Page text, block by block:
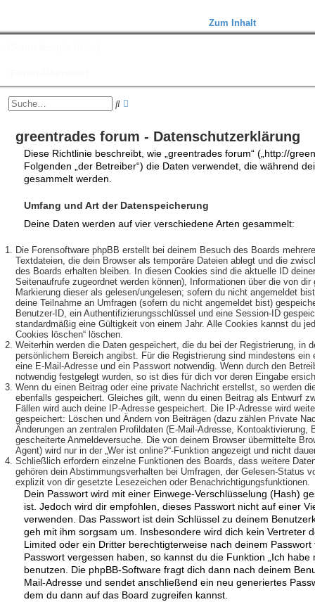
Zum Inhalt
S
h e
i
t
e
S
c
e
greentrades forum - Datenschutzerklärung
Diese Richtlinie beschreibt, wie „greentrades forum“ („http://
Folgenden „der Betreiber“) die Daten verwendet, die während
gesammelt werden.
Umfang und Art der Datenspeicherung
Deine Daten werden auf vier verschiedene Arten gesammelt:
Die Forensoftware phpBB erstellt bei deinem Besuch des Boards
Textdateien, die dein Browser als temporäre Dateien ablegt und die
des Boards erhalten bleiben. In diesen Cookies sind die aktuelle ID
Seitenaufrufe zugeordnet werden können), Informationen über die von dir
Markierung dieser als gelesen/ungelesen; sofern du nicht angemeldet
deine Teilnahme an Umfragen (sofern du nicht angemeldet bist)
Benutzer-ID, ein Authentifizierungsschlüssel und eine Session-ID
standardmäßig eine Gültigkeit von einem Jahr. Alle Cookies kannst du
Cookies löschen“ löschen.
Weiterhin werden die Daten gespeichert, die du bei der Registrierung, in
persönlichem Bereich angibst. Für die Registrierung sind mindestens ein
eine E-Mail-Adresse und ein Passwort notwendig. Wenn durch den
notwendig festgelegt wurden, so ist dies für dich vor deren Eingabe
Wenn du einen Beitrag oder eine private Nachricht erstellst, so werden
ebenfalls gespeichert. Gleiches gilt, wenn du einen Beitrag als Entwurf
Fällen wird auch deine IP-Adresse gespeichert. Die IP-Adresse wird
gespeichert: Löschen und Ändern von Beiträgen (dazu zählen Private
Änderungen an zentralen Profildaten (E-Mail-Adresse, Kontoaktivierung,
gescheiterte Anmeldeversuche. Die von deinem Browser übermittelte
Agent) wird nur in der „Wer ist online?“-Funktion angezeigt und nicht
Schließlich erfordern einzelne Funktionen des Boards, dass weitere
gehören dein Abstimmungsverhalten bei Umfragen, der Gelesen-Status
explizit von dir gesetzte Lesezeichen oder Benachrichtigungsfunktionen.
Dein Passwort wird mit einer Einwege-Verschlüsselung (Hash)
ist. Jedoch wird dir empfohlen, dieses Passwort nicht auf einer
verwenden. Das Passwort ist dein Schlüssel zu deinem
geh mit ihm sorgsam um. Insbesondere wird dich kein Vertreter
Limited oder ein Dritter berechtigterweise nach deinem
Passwort vergessen haben, so kannst du die Funktion „Ich habe
benutzen. Die phpBB-Software fragt dich dann nach deinem
Mail-Adresse und sendet anschließend ein neu generiertes
dem du dann auf das Board zugreifen kannst.